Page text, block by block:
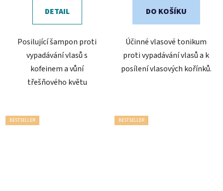
DETAIL
Posilující šampon proti
vypadávání vlasů s
kofeinem a vůní
třešňového květu
DO KOŠÍKU
Účinné vlasové tonikum
proti vypadávání vlasů a k
posílení vlasových kořínků.
BESTSELLER BESTSELLER